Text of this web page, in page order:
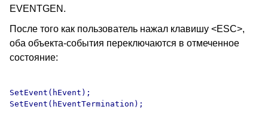
EVENTGEN.
После того как пользователь нажал клавишу <ESC>,
оба объекта-события переключаются в отмеченное
состояние:
SetEvent(hEvent);